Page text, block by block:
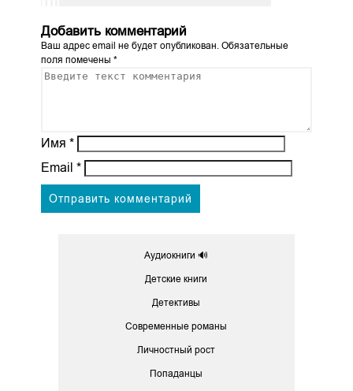
Добавить комментарий
Ваш адрес email не будет опубликован.Обязательные
поля помечены *
Имя *
Email *
Аудиокниги 🔊
Детские книги
Детективы
Современные романы
Личностный рост
Попаданцы